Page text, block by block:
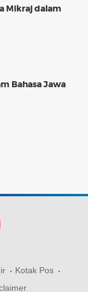
Mikraj dalam
Bahasa Jawa
Kotak Pos